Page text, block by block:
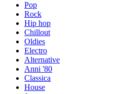
Pop
Rock
Hip hop
Chillout
Oldies
Electro
Alternative
Anni '80
Classica
House